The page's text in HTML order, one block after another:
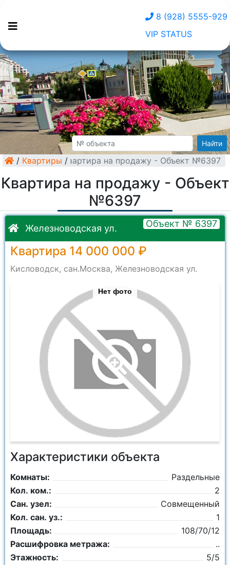
8 (928) 5555-929
VIP STATUS
Найти
/ Квартиры /
Квартира на продажу - Объект №6397
Квартира на продажу - Объект
№6397
Железноводская ул. Объект № 6397
Квартира 14 000 000 ₽
Кисловодск, сан.Москва, Железноводская ул.
Нет фото
Характеристики объекта
Комнаты:
Раздельные
Кол. ком.:
2
Сан. узел:
Совмещенный
Кол. сан. уз.:
1
Площадь:
108/70/12
Расшифровка метража:
..
Этажность:
5/5